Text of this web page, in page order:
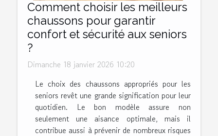
Comment choisir les meilleurs
chaussons pour garantir
confort et sécurité aux seniors
?
Dimanche 18 janvier 2026 10:20
Le choix des chaussons appropriés pour les
seniors revêt une grande signification pour leur
quotidien. Le bon modèle assure non
seulement une aisance optimale, mais il
contribue aussi à prévenir de nombreux risques